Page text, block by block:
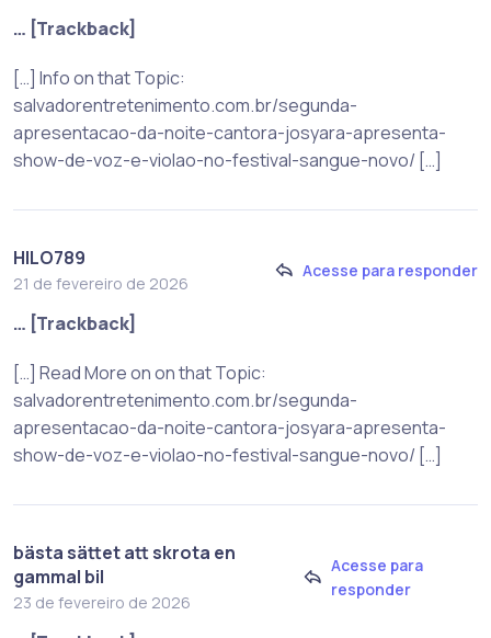
… [Trackback]
[…] Info on that Topic:
salvadorentretenimento.com.br/segunda-
apresentacao-da-noite-cantora-josyara-apresenta-
show-de-voz-e-violao-no-festival-sangue-novo/ […]
HILO789
21 de fevereiro de 2026
Acesse para responder
… [Trackback]
[…] Read More on on that Topic:
salvadorentretenimento.com.br/segunda-
apresentacao-da-noite-cantora-josyara-apresenta-
show-de-voz-e-violao-no-festival-sangue-novo/ […]
bästa sättet att skrota en
gammal bil
23 de fevereiro de 2026
Acesse para
responder